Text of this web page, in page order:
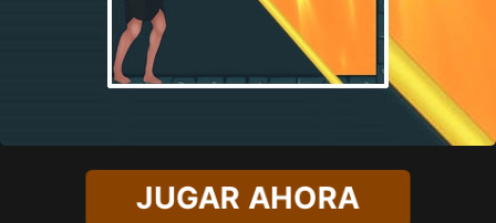
JUGAR AHORA